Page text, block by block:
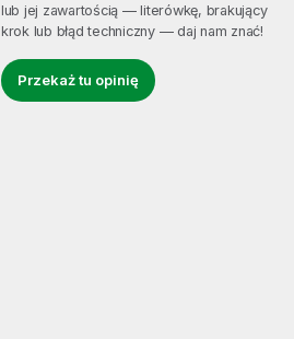
lub jej zawartością — literówkę, brakujący
krok lub błąd techniczny — daj nam znać!
Przekaż tu opinię